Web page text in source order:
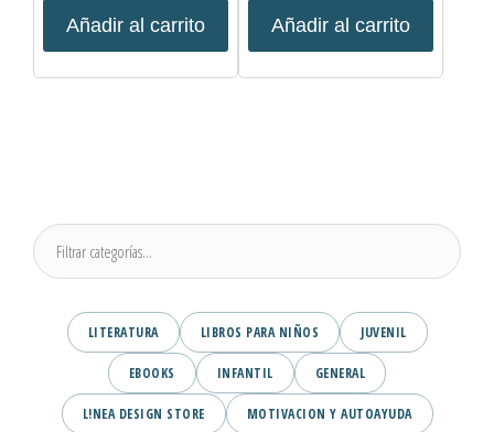
Añadir al carrito Añadir al carrito
LITERATURA LIBROS PARA NIÑOS JUVENIL
EBOOKS INFANTIL GENERAL
L!NEA DESIGN STORE MOTIVACION Y AUTOAYUDA